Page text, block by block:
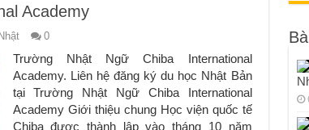
Academy
0
Trường Nhật Ngữ Chiba International
Academy. Liên hệ đăng ký du học Nhật Bản
tại Trường Nhật Ngữ Chiba International
Academy Giới thiệu chung Học viện quốc tế
Chiba được thành lập vào tháng 10 năm